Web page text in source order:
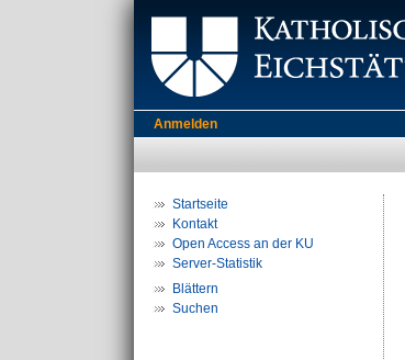
Anmelden
Startseite
Kontakt
Open Access an der KU
Server-Statistik
Blättern
Suchen